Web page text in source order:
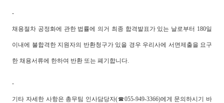
-
채용절차 공정화에 관한 법률에 의거 최종 합격발표가 있는 날로부터 180일
이내에 불합격한 지원자의 반환청구가 있을 경우 우리사에 서면제출을 요구
한 채용서류에 한하여 반환 또는 폐기합니다.
-
기타 자세한 사항은 총무팀 인사담당자(☎055-949-3366)에게 문의하시기 바